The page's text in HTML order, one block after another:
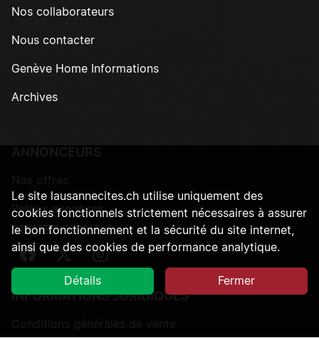
Nos collaborateurs
Nous contacter
Genève Home Informations
Archives
Petites annonces
SUIVEZ-NOUS
Suivez-nous sur Facebook
Suivez-nous sur Twitter
Suivez-nous sur Instagram
INFORMATIONS JURIDIQUES
Le site lausannecites.ch utilise uniquement des
cookies fonctionnels strictement nécessaires à assurer
le bon fonctionnement et la sécurité du site internet,
ainsi que des cookies de performance analytique.
Détails Fermer